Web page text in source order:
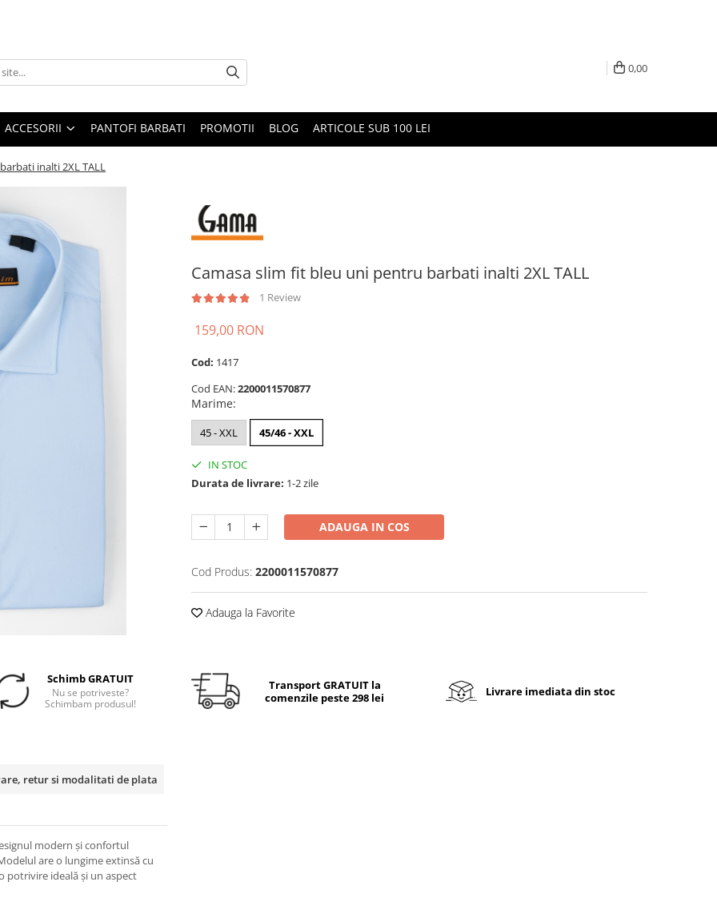
0,00
ACCESORII PANTOFI BARBATI PROMOTII BLOG ARTICOLE SUB 100 LEI
inalti 2XL TALL
Camasa slim fit bleu uni pentru barbati inalti 2XL TALL
1 Review
159,00 RON
Cod: 1417
Cod EAN:2200011570877
Marime:
45 - XXL 45/46 - XXL
IN STOC
Durata de livrare: 1-2 zile
ADAUGA IN COS
Cod Produs: 2200011570877
Adauga la Favorite
Schimb GRATUIT
Nu se potriveste?
Schimbam produsul!
Transport GRATUIT la
comenzile peste 298 lei
Livrare imediata din stoc
retur si modalitati de plata
modern și confortul
are o lungime extinsă cu
potrivire ideală și un aspect